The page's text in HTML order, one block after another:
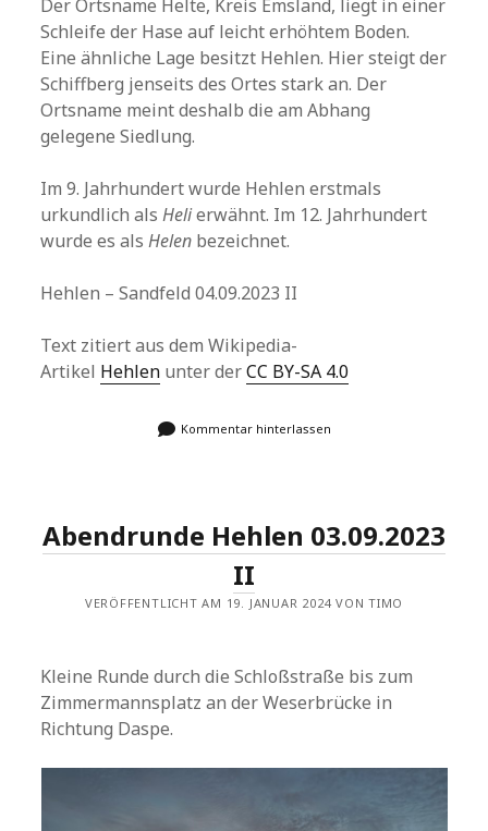
Der Ortsname Helte, Kreis Emsland, liegt in einer
Schleife der Hase auf leicht erhöhtem Boden.
Eine ähnliche Lage besitzt Hehlen. Hier steigt der
Schiffberg jenseits des Ortes stark an. Der
Ortsname meint deshalb die am Abhang
gelegene Siedlung.
Im 9. Jahrhundert wurde Hehlen erstmals
urkundlich alsHelierwähnt. Im 12. Jahrhundert
wurde es alsHelen bezeichnet.
Hehlen – Sandfeld 04.09.2023 II
Text zitiert aus dem Wikipedia-
Artikel Hehlen unter derCC BY-SA 4.0
Kommentar hinterlassen
Abendrunde Hehlen 03.09.2023
II
VERÖFFENTLICHT AM 19. JANUAR 2024 VON TIMO
Kleine Runde durch die Schloßstraße bis zum
Zimmermannsplatz an der Weserbrücke in
Richtung Daspe.